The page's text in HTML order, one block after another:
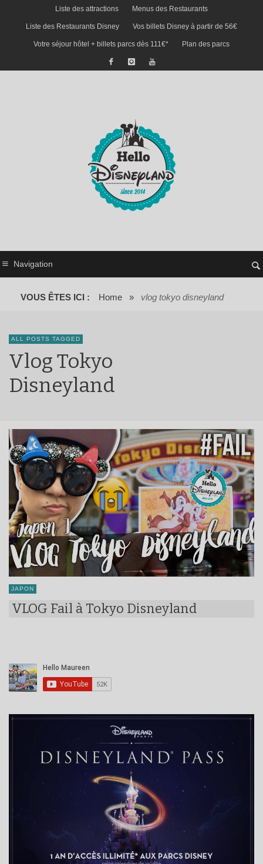
Liste des attractions Menus des Restaurants
Liste des Restaurants Disney Vos billets Disney à partir de 56€
Votre séjour hôtel + billets parcs dès 111€* Plan des parcs
Navigation
VOUS ÊTES ICI : Home » vlog tokyo disneyland
ALL POSTS TAGGED
Vlog Tokyo
Disneyland
JAPON
VLOG Fail à Tokyo Disneyland